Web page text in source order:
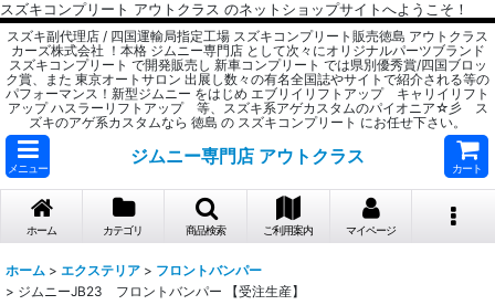
スズキコンプリート アウトクラス のネットショップサイトへようこそ！
スズキ副代理店 / 四国運輸局指定工場 スズキコンプリート販売徳島 アウトクラス
カーズ株式会社 ！本格 ジムニー専門店 として次々にオリジナルパーツブランド
スズキコンプリート で開発販売し 新車コンプリート では県別優秀賞/四国ブロッ
ク賞、また 東京オートサロン 出展し数々の有名全国誌やサイトで紹介される等の
パフォーマンス！新型ジムニー をはじめ エブリイリフトアップ キャリイリフト
アップ ハスラーリフトアップ 等、スズキ系アゲカスタムのパイオニア☆彡 ス
ズキのアゲ系カスタムなら 徳島 の スズキコンプリート にお任せ下さい。
メニュー
ジムニー専門店 アウトクラス
カート
ホーム カテゴリ 商品検索 ご利用案内 マイページ
ホーム > エクステリア > フロントバンパー
> ジムニーJB23 フロントバンパー 【受注生産】